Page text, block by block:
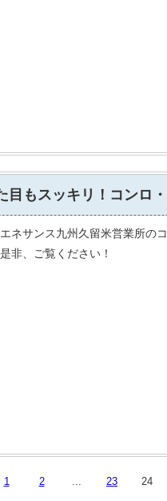
目もスッキリ！コンロ
エネサンス九州久留米営業所の
是非、ご覧ください！
1 2 23 24